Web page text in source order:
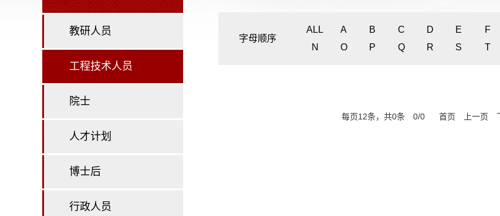
教研人员
工程技术人员
院士
人才计划
博士后
行政人员
字母顺序
ALL A B C D E F
N
O P Q R S T
每页12条，共0条 0/0 首页 上一页